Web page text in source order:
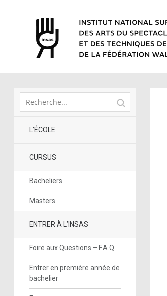
L’ÉCOLE
CURSUS
Bacheliers
Masters
ENTRER À L’INSAS
Foire aux Questions – F.A.Q.
Entrer en première année de
bachelier